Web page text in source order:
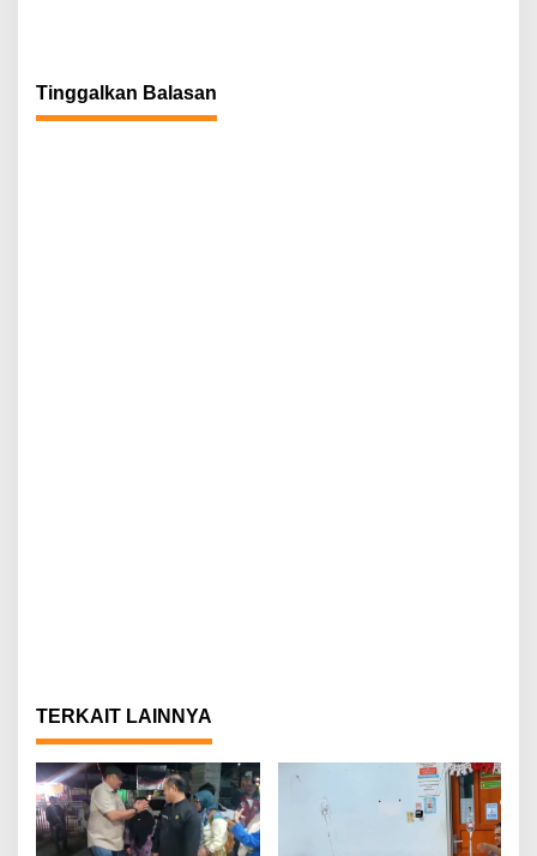
Tinggalkan Balasan
TERKAIT LAINNYA